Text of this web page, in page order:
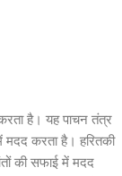
है। यह पाचन तंत्र
करता है। हरितकी
की सफाई में मदद